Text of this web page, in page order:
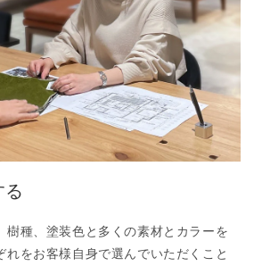
樹種、塗装色と多くの素材とカラーを
れをお客様自身で選んでいただくこと